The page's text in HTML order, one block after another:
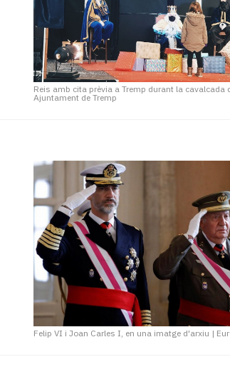
Reis amb cita prèvia a Tremp durant la cavalcada
Ajuntament de Tremp
Felip VI i Joan Carles I, en una imatge d'arxiu |